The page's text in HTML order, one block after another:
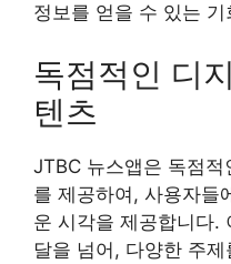
정보를 얻을 수 있는
독점적인 디
텐츠
JTBC 뉴스앱은 독점
를 제공하여, 사용자들
운 시각을 제공합니다.
달을 넘어, 다양한 주